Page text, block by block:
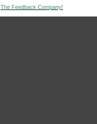
The Feedback Company!